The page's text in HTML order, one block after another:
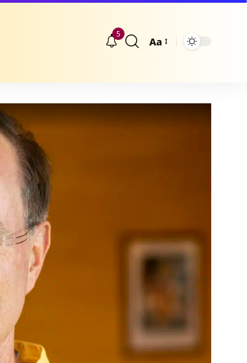
5
Größenänderung
Aa